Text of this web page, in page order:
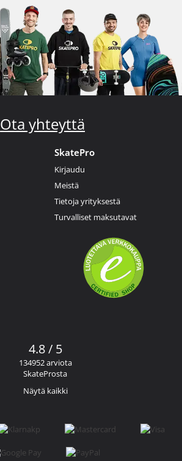
Ota yhteyttä
SkatePro
Kirjaudu
Meistä
Tietoja yrityksestä
Turvalliset maksutavat
4.8 / 5
134952 arviota
SkateProsta
Näytä kaikki